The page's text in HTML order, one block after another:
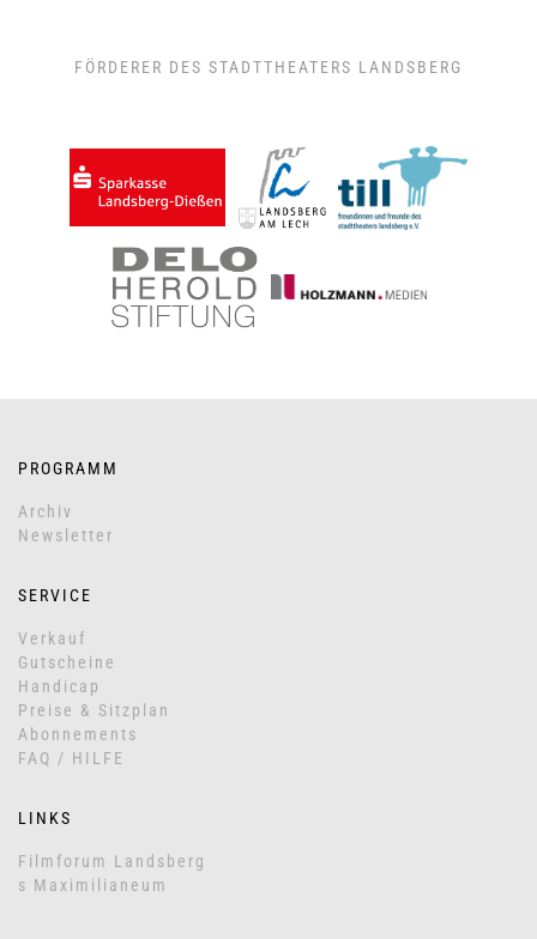
FÖRDERER DES STADTTHEATERS LANDSBERG
PROGRAMM
Archiv
Newsletter
SERVICE
Verkauf
Gutscheine
Handicap
Preise & Sitzplan
Abonnements
FAQ / HILFE
LINKS
Filmforum Landsberg
s Maximilianeum